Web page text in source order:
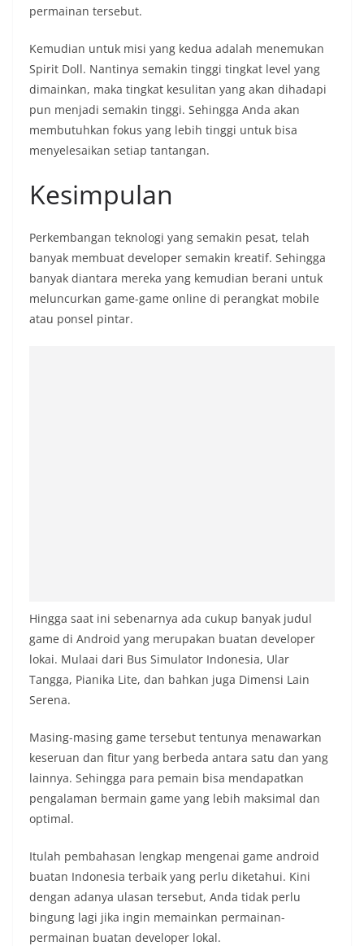
permainan tersebut.
Kemudian untuk misi yang kedua adalah menemukan
Spirit Doll. Nantinya semakin tinggi tingkat level yang
dimainkan, maka tingkat kesulitan yang akan dihadapi
pun menjadi semakin tinggi. Sehingga Anda akan
membutuhkan fokus yang lebih tinggi untuk bisa
menyelesaikan setiap tantangan.
Kesimpulan
Perkembangan teknologi yang semakin pesat, telah
banyak membuat developer semakin kreatif. Sehingga
banyak diantara mereka yang kemudian berani untuk
meluncurkan game-game online di perangkat mobile
atau ponsel pintar.
Hingga saat ini sebenarnya ada cukup banyak judul
game di Android yang merupakan buatan developer
lokai. Mulaai dari Bus Simulator Indonesia, Ular
Tangga, Pianika Lite, dan bahkan juga Dimensi Lain
Serena.
Masing-masing game tersebut tentunya menawarkan
keseruan dan fitur yang berbeda antara satu dan yang
lainnya. Sehingga para pemain bisa mendapatkan
pengalaman bermain game yang lebih maksimal dan
optimal.
Itulah pembahasan lengkap mengenai game android
buatan Indonesia terbaik yang perlu diketahui. Kini
dengan adanya ulasan tersebut, Anda tidak perlu
bingung lagi jika ingin memainkan permainan-
permainan buatan developer lokal.